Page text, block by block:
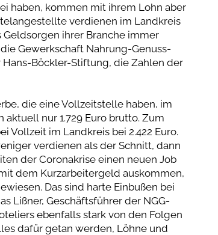
haben, kommen mit ihrem Lohn aber
verdienen im Landkreis
ihrer Branche immer
Gewerkschaft Nahrung-Genuss-
Hans-Böckler-Stiftung, die Zahlen der
die eine Vollzeitstelle haben, im
nur 1.729 Euro brutto. Zum
Vollzeit im Landkreis bei 2.422 Euro.
verdienen als der Schnitt, dann
der Coronakrise einen neuen Job
dem Kurzarbeitergeld auskommen,
Das sind harte Einbußen bei
Lißner, Geschäftsführer der NGG-
ebenfalls stark von den Folgen
dafür getan werden, Löhne und